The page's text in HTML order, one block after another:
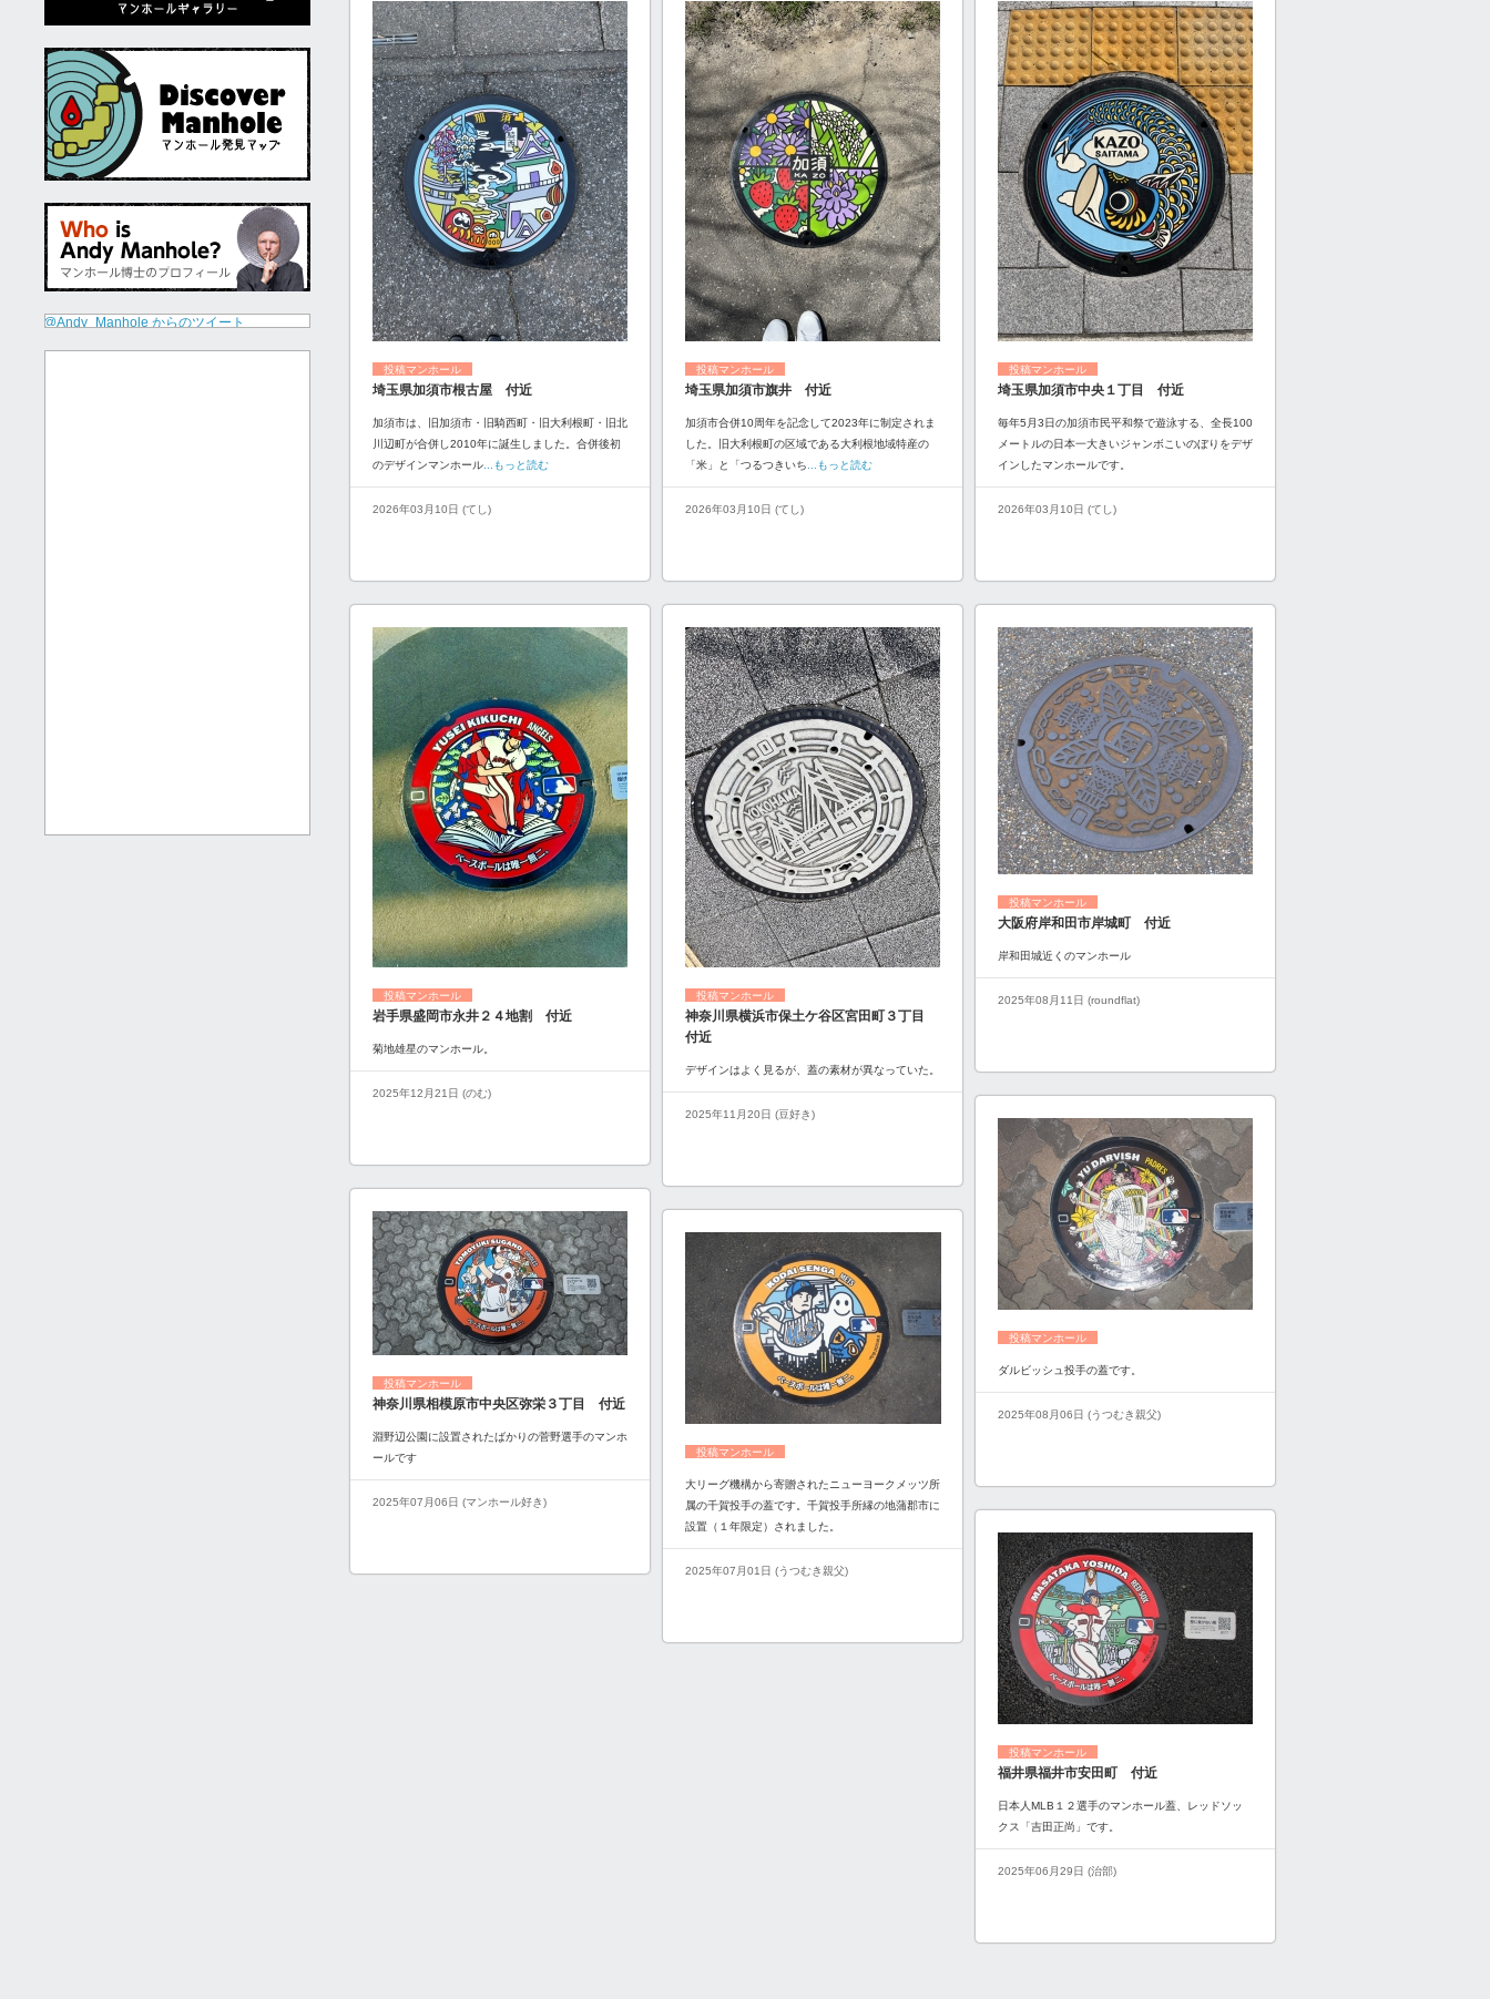
@Andy_Manhole からのツイート
投稿マンホール
埼玉県加須市根古屋 付近
加須市は、旧加須市・旧騎西町・旧大利根町・旧北
川辺町が合併し2010年に誕生しました。合併後初
のデザインマンホール ...もっと読む
2026年03月10日 (てし)
投稿マンホール
埼玉県加須市旗井 付近
加須市合併10周年を記念して2023年に制定されま
した。旧大利根町の区域である大利根地域特産の
「米」と「つるつきいち ...もっと読む
2026年03月10日 (てし)
投稿マンホール
埼玉県加須市中央１丁目 付近
毎年5月3日の加須市民平和祭で遊泳する、全長100
メートルの日本一大きいジャンボこいのぼりをデザ
インしたマンホールです。
2026年03月10日 (てし)
投稿マンホール
岩手県盛岡市永井２４地割 付近
菊地雄星のマンホール。
2025年12月21日 (のむ)
投稿マンホール
神奈川県横浜市保土ケ谷区宮田町３丁目
付近
デザインはよく見るが、蓋の素材が異なっていた。
2025年11月20日 (豆好き)
投稿マンホール
大阪府岸和田市岸城町 付近
岸和田城近くのマンホール
2025年08月11日 (roundflat)
投稿マンホール
ダルビッシュ投手の蓋です。
2025年08月06日 (うつむき親父)
投稿マンホール
神奈川県相模原市中央区弥栄３丁目 付近
淵野辺公園に設置されたばかりの菅野選手のマンホ
ールです
2025年07月06日 (マンホール好き)
投稿マンホール
大リーグ機構から寄贈されたニューヨークメッツ所
属の千賀投手の蓋です。千賀投手所縁の地蒲郡市に
設置（１年限定）されました。
2025年07月01日 (うつむき親父)
投稿マンホール
福井県福井市安田町 付近
日本人MLB１２選手のマンホール蓋、レッドソッ
クス「吉田正尚」です。
2025年06月29日 (治部)